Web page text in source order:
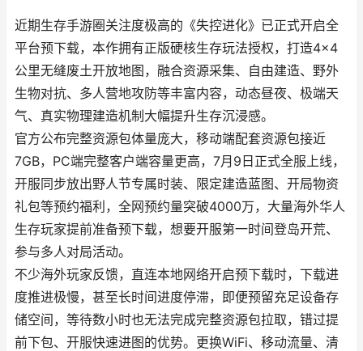
近期生存手游圈关注度极高的《失控进化》已正式开启全
平台预下载，本作拥有正版硬核生存玩法授权，打造4×4
公里无缝废土开放地图，融合资源采集、自由建造、野外
生物对抗、多人营地攻防等丰富内容，动态昼夜、极端天
气、真实物理建造机制大幅提升生存沉浸感。
官方公布完整资源包体量庞大，移动端配套资源包接近
7GB，PC端完整客户端容量更高，7月9日正式全服上线，
开服同步放出野人节专属时装、限定建造蓝图、开局物资
礼包等预约福利，全网预约量突破4000万，大量海外华人
生存玩家提前准备预下载，想要开服第一时间登岛开荒、
参与多人对局活动。
不少海外玩家反馈，直连本地网络开启预下载时，下载进
度推进极慢，甚至长时间进度停滞，即便预留充足设备存
储空间，等待数小时也无法完成完整资源包拉取，错过提
前下包、开服快速进图的优势。更换WiFi、移动流量、清